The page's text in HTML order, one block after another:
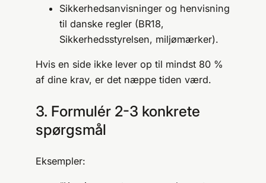
Sikkerhedsanvisninger og henvisning
til danske regler (BR18,
Sikkerhedsstyrelsen, miljømærker).
Hvis en side ikke lever op til mindst 80 %
af dine krav, er det næppe tiden værd.
3. Formulér 2-3 konkrete
spørgsmål
Eksempler: